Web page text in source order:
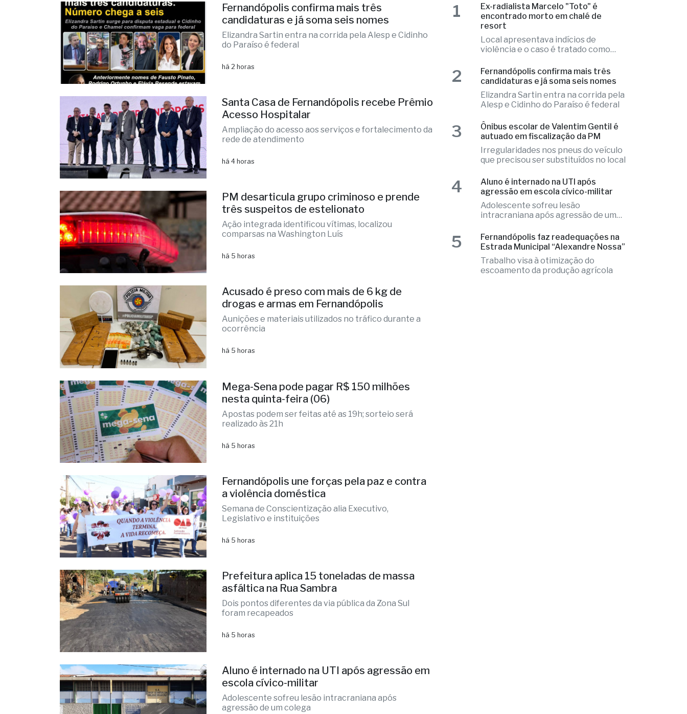
Fernandópolis confirma mais três
candidaturas e já soma seis nomes
Elizandra Sartin entra na corrida pela Alesp e Cidinho
do Paraíso é federal
há 2 horas
Santa Casa de Fernandópolis recebe Prêmio
Acesso Hospitalar
Ampliação do acesso aos serviços e fortalecimento da
rede de atendimento
há 4 horas
PM desarticula grupo criminoso e prende
três suspeitos de estelionato
Ação integrada identificou vítimas, localizou
comparsas na Washington Luís
há 5 horas
Acusado é preso com mais de 6 kg de
drogas e armas em Fernandópolis
Aunições e materiais utilizados no tráfico durante a
ocorrência
há 5 horas
Mega-Sena pode pagar R$ 150 milhões
nesta quinta-feira (06)
Apostas podem ser feitas até as 19h; sorteio será
realizado às 21h
há 5 horas
Fernandópolis une forças pela paz e contra
a violência doméstica
Semana de Conscientização alia Executivo,
Legislativo e instituições
há 5 horas
Prefeitura aplica 15 toneladas de massa
asfáltica na Rua Sambra
Dois pontos diferentes da via pública da Zona Sul
foram recapeados
há 5 horas
Aluno é internado na UTI após agressão em
escola cívico-militar
Adolescente sofreu lesão intracraniana após
agressão de um colega
Ex-radialista Marcelo "Toto" é
encontrado morto em chalé de
resort
Local apresentava indícios de
violência e o caso é tratado como
1
Fernandópolis confirma mais três
candidaturas e já soma seis nomes
Elizandra Sartin entra na corrida pela
Alesp e Cidinho do Paraíso é federal
2
Ônibus escolar de Valentim Gentil é
autuado em fiscalização da PM
Irregularidades nos pneus do veículo
que precisou ser substituídos no local
3
Aluno é internado na UTI após
agressão em escola cívico-militar
Adolescente sofreu lesão
intracraniana após agressão de um
4
Fernandópolis faz readequações na
Estrada Municipal “Alexandre Nossa”
Trabalho visa à otimização do
escoamento da produção agrícola
5